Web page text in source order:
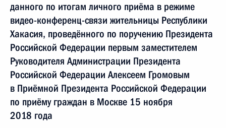
данного по итогам личного приёма в режиме
видео-конференц-связи жительницы Республики
Хакасия, проведённого по поручению Президента
Российской Федерации первым заместителем
Руководителя Администрации Президента
Российской Федерации Алексеем Громовым
в Приёмной Президента Российской Федерации
по приёму граждан в Москве 15 ноября
2018 года